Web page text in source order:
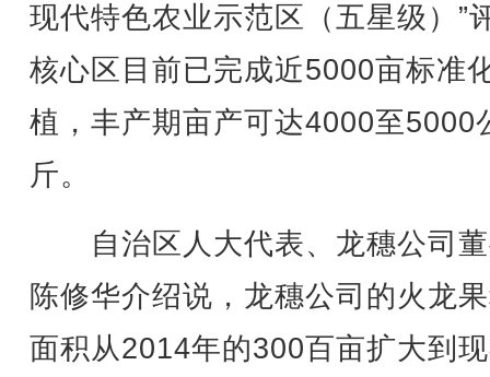
现代特色农业示范区（五星级）”
核心区目前已完成近5000亩标准
植，丰产期亩产可达4000至5000
斤。
自治区人大代表、龙穗公司
陈修华介绍说，龙穗公司的火龙
面积从2014年的300百亩扩大到